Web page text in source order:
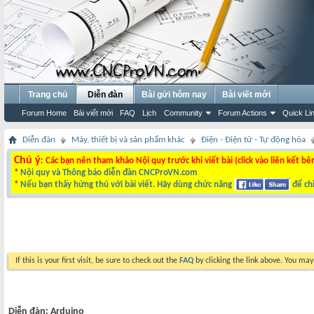
Trang chủ Diễn đàn
Forum Home Bài viết mới FAQ Lịch Community Forum Actions Quick
Bài gửi hôm nay Bài viết mới
Diễn đàn Máy, thiết bị và sản phẩm khác Điện - Điện tử - Tự động hóa
Chú ý: Các bạn nên tham khảo Nội quy trước khi viết bài (click vào liên kết
* Nội quy và Thông báo diễn đàn CNCProVN.com
* Nếu bạn thấy hứng thú với bài viết. Hãy dùng chức năng để
If this is your first visit, be sure to check out the FAQ by clicking the link above. You
Diễn đàn: Arduino